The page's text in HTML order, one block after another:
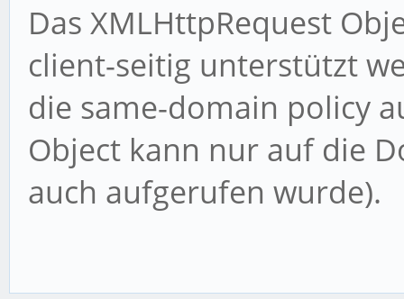
Das XMLHttpRequest
client-seitig unterstützt
die same-domain policy
Object kann nur auf die
auch aufgerufen wurde).